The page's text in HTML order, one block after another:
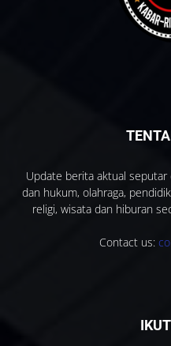
Update berita aktual seputar
dan hukum, olahraga,
religi, wisata dan hiburan
Contact us: